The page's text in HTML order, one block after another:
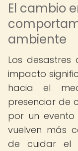
El cambio
ambiente
Los desastres
impacto
hacia el
presenciar de
por un evento
vuelven más
de cuidar el